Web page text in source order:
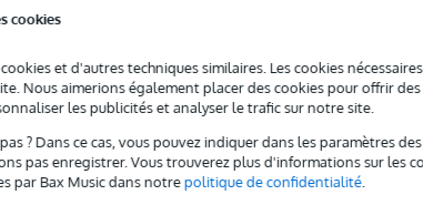
cookies
et d'autres techniques similaires. Les cookies
Nous aimerions également placer des cookies pour offrir
les publicités et analyser le trafic sur notre site.
? Dans ce cas, vous pouvez indiquer dans les paramètres
pas enregistrer. Vous trouverez plus d'informations sur les
par Bax Music dans notrepolitique de confidentialité.